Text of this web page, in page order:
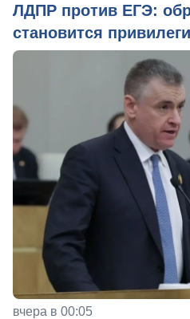
ЛДПР против ЕГЭ:
становится
вчера в 00:05